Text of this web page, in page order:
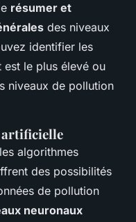
résumer et
des niveaux
identifier les
est le plus élevé ou
niveaux de pollution
artificielle
algorithmes
des possibilités
de pollution
neuronaux